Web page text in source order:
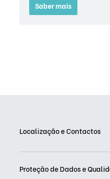
Saber mais
Localização e Contactos
Proteção de Dados e